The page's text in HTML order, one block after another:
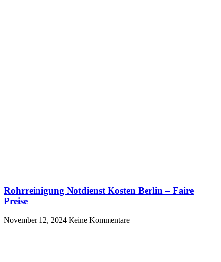
Rohrreinigung Notdienst Kosten Berlin – Faire
Preise
November 12, 2024 Keine Kommentare